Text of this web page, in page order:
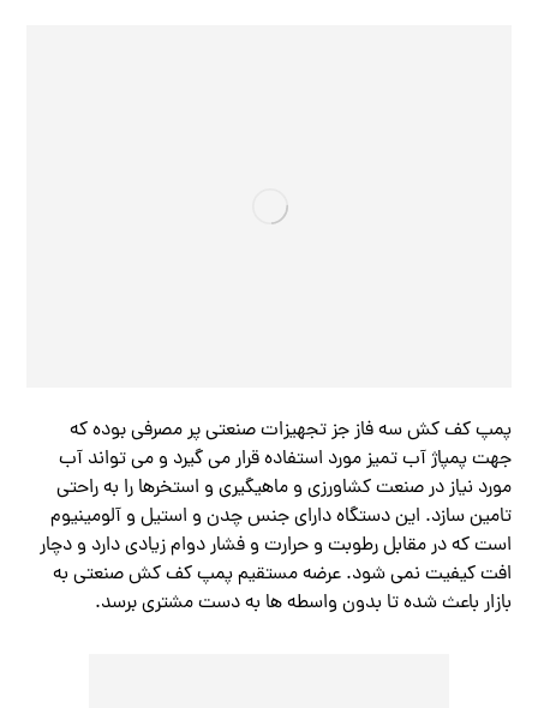
پمپ کف کش سه فاز جز تجهیزات صنعتی پر مصرفی بوده که
جهت پمپاژ آب تمیز مورد استفاده قرار می گیرد و می تواند آب
مورد نیاز در صنعت کشاورزی و ماهیگیری و استخرها را به راحتی
تامین سازد. این دستگاه دارای جنس چدن و استیل و آلومینیوم
است که در مقابل رطوبت و حرارت و فشار دوام زیادی دارد و دچار
افت کیفیت نمی شود. عرضه مستقیم پمپ کف کش صنعتی به
بازار باعث شده تا بدون واسطه ها به دست مشتری برسد.